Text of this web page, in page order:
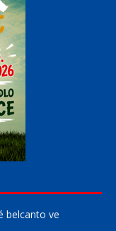
belcanto ve